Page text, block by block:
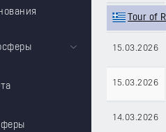
Tour of
15.03.2026
15.03.2026
14.03.2026